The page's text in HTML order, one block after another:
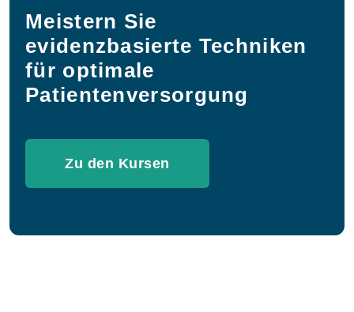
Meistern Sie
evidenzbasierte Techniken
für optimale
Patientenversorgung
Zu den Kursen